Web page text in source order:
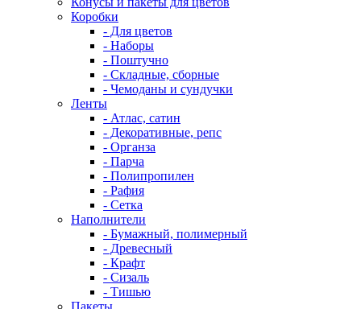
Коробки
- Для цветов
- Наборы
- Поштучно
- Складные, сборные
- Чемоданы и сундучки
Ленты
- Атлас, сатин
- Декоративные, репс
- Органза
- Парча
- Полипропилен
- Рафия
- Сетка
Наполнители
- Бумажный, полимерный
- Древесный
- Крафт
- Сизаль
- Тишью
Пакеты